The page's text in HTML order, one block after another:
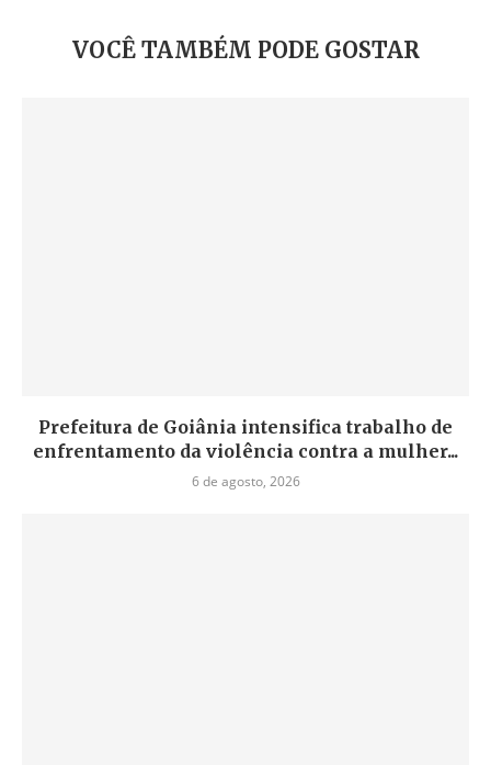
VOCÊ TAMBÉM PODE GOSTAR
Prefeitura de Goiânia intensifica trabalho de
enfrentamento da violência contra a mulher...
6 de agosto, 2026